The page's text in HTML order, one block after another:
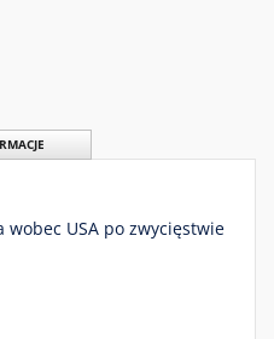
USA po zwycięstwie